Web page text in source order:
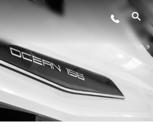
WYDARZENIA
STYL ŻYCIA
INNOWACJA